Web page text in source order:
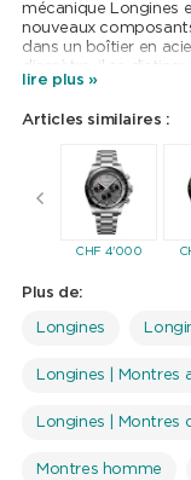
mécanique Longines
nouveaux
dans un boîtier en
aiguilles et index
compteurs
lire plus »
Articles similaires :
CHF 4'000
Plus de:
Longines
Longines | Montres
Longines | Montres
Montres homme